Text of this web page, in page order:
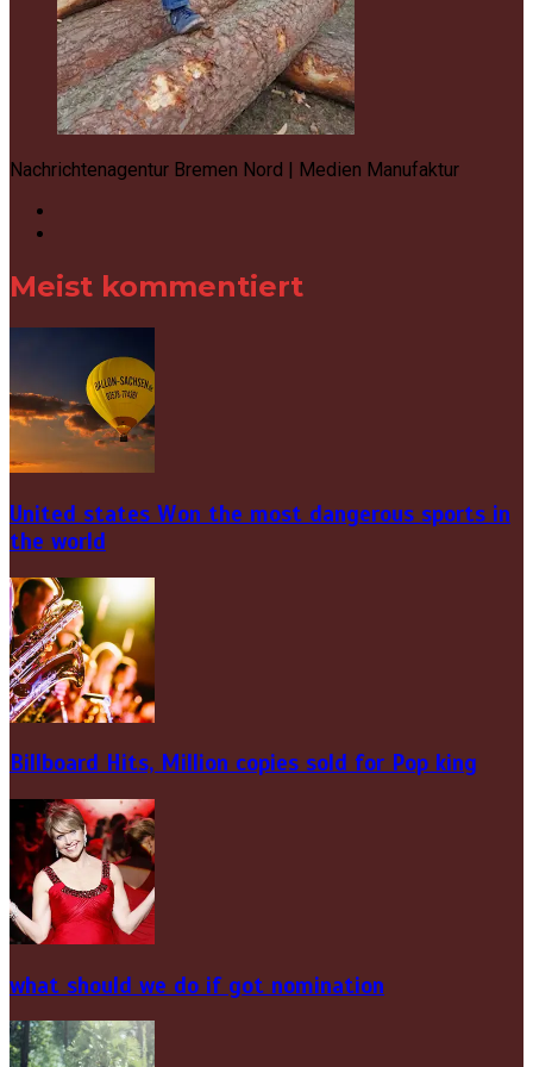
Nachrichtenagentur Bremen Nord | Medien Manufaktur
Meist kommentiert
United states Won the most dangerous sports in
the world
Billboard Hits, Million copies sold for Pop king
what should we do if got nomination